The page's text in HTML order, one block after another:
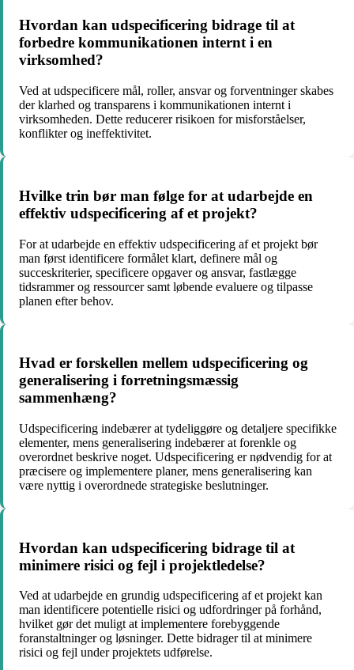
Hvordan kan udspecificering bidrage til at
forbedre kommunikationen internt i en
virksomhed?
Ved at udspecificere mål, roller, ansvar og forventninger skabes
der klarhed og transparens i kommunikationen internt i
virksomheden. Dette reducerer risikoen for misforståelser,
konflikter og ineffektivitet.
Hvilke trin bør man følge for at udarbejde en
effektiv udspecificering af et projekt?
For at udarbejde en effektiv udspecificering af et projekt bør
man først identificere formålet klart, definere mål og
succeskriterier, specificere opgaver og ansvar, fastlægge
tidsrammer og ressourcer samt løbende evaluere og tilpasse
planen efter behov.
Hvad er forskellen mellem udspecificering og
generalisering i forretningsmæssig
sammenhæng?
Udspecificering indebærer at tydeliggøre og detaljere specifikke
elementer, mens generalisering indebærer at forenkle og
overordnet beskrive noget. Udspecificering er nødvendig for at
præcisere og implementere planer, mens generalisering kan
være nyttig i overordnede strategiske beslutninger.
Hvordan kan udspecificering bidrage til at
minimere risici og fejl i projektledelse?
Ved at udarbejde en grundig udspecificering af et projekt kan
man identificere potentielle risici og udfordringer på forhånd,
hvilket gør det muligt at implementere forebyggende
foranstaltninger og løsninger. Dette bidrager til at minimere
risici og fejl under projektets udførelse.